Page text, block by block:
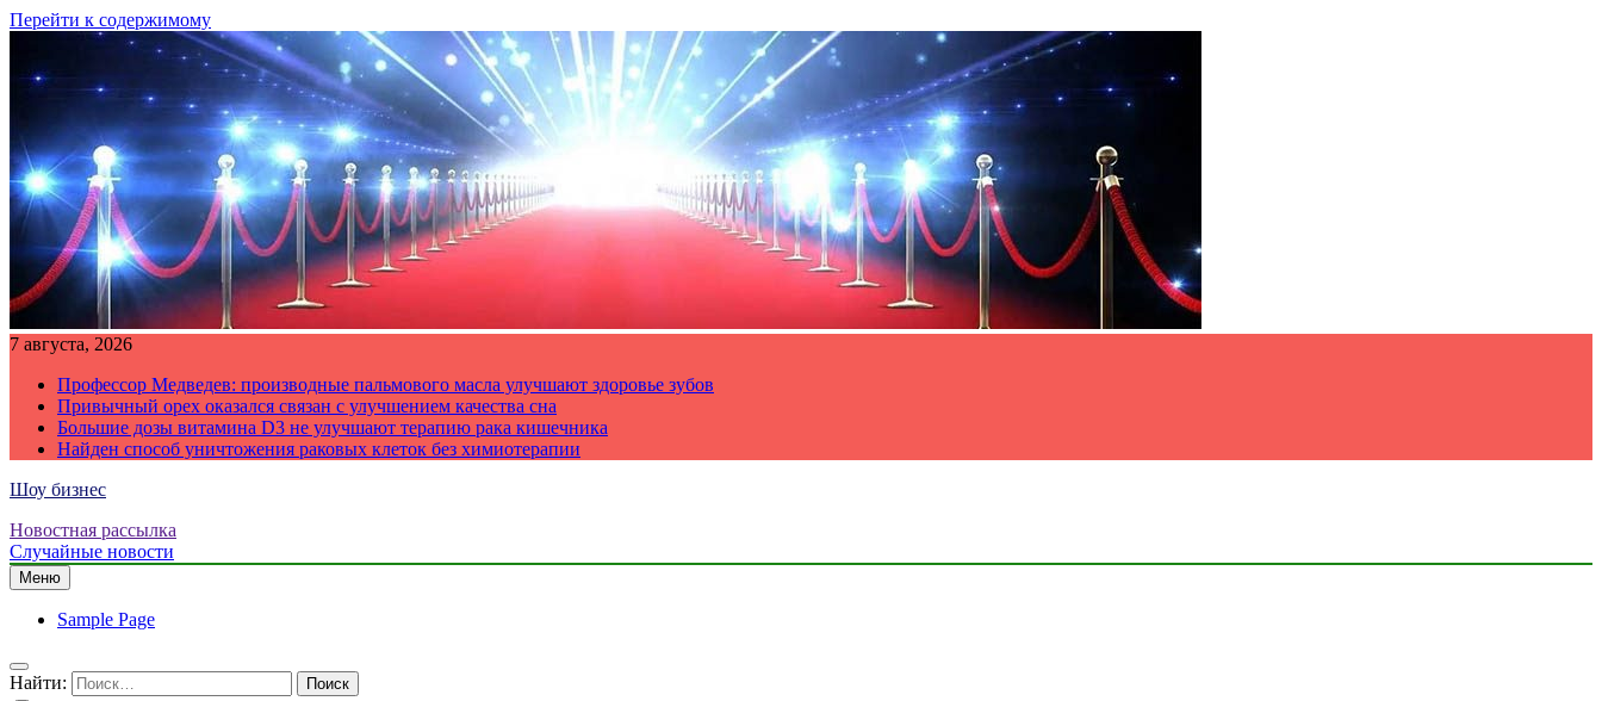
Перейти к содержимому
7 августа, 2026
Профессор Медведев: производные пальмового масла улучшают здоровье зубов
Привычный орех оказался связан с улучшением качества сна
Большие дозы витамина D3 не улучшают терапию рака кишечника
Найден способ уничтожения раковых клеток без химиотерапии
Шоу бизнес
Новостная рассылка
Случайные новости
Меню
Sample Page
Найти: